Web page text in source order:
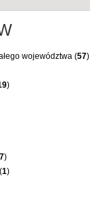
województwa (57)
)
7)
1)